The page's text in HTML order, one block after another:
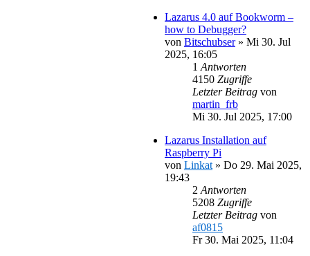
Lazarus 4.0 auf Bookworm –
how to Debugger?
von Bitschubser» Mi 30. Jul
2025, 16:05
1 Antworten
4150 Zugriffe
Letzter Beitrag von
martin_frb
Mi 30. Jul 2025, 17:00
Lazarus Installation auf
Raspberry Pi
von Linkat » Do 29. Mai 2025,
19:43
2 Antworten
5208 Zugriffe
Letzter Beitrag von
af0815
Fr 30. Mai 2025, 11:04